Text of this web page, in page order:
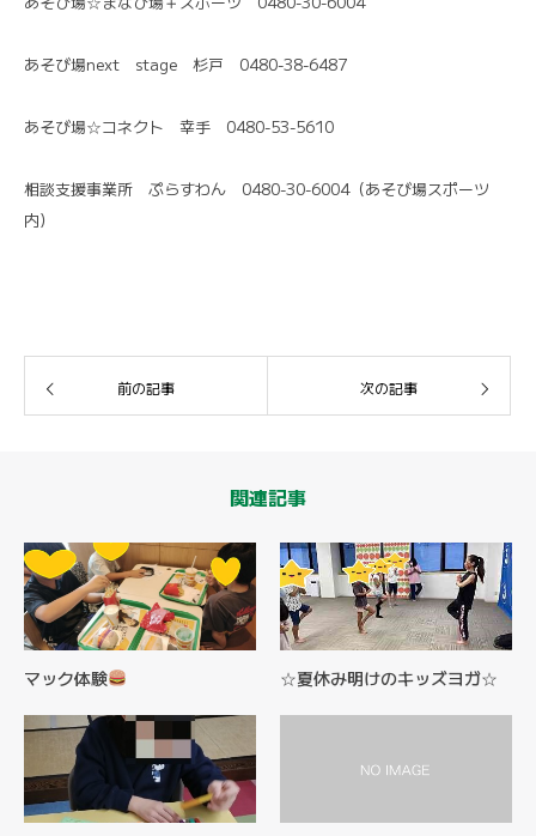
あそび場next stage 杉戸 0480-38-6487
あそび場☆コネクト 幸手 0480-53-5610
相談支援事業所 ぷらすわん 0480-30-6004（あそび場スポーツ
内）
前の記事 次の記事
関連記事
マック体験 ☆夏休み明けのキッズヨガ☆